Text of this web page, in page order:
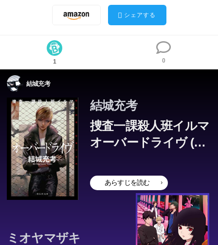
シェアする
1 0
結城充考
結城充考
捜査一課殺人班イルマ
オーバードライヴ (祥
あらすじを読む
この本のあらすじは準備中です。Amazonで読むこともでき
ミオヤマザキ